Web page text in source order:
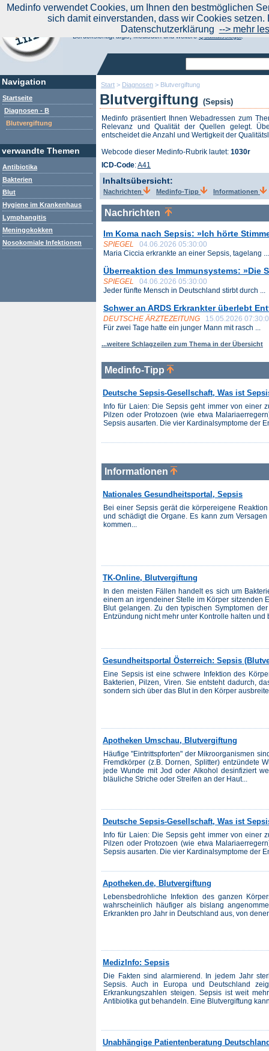
Start > Diagnosen > Blutvergiftung
Blutvergiftung (Sepsis)
Medinfo präsentiert Ihnen Webadressen zum
Relevanz und Qualität der Quellen gelegt.
entscheidet die Anzahl und Wertigkeit der
Webcode dieser Medinfo-Rubrik lautet: 1030r
ICD-Code:A41
Inhaltsübersicht:
Nachrichten Medinfo-Tipp Informationen
Nachrichten
Im Koma nach Sepsis: »Ich hörte
SPIEGEL
04.06.2026 05:30:00
Maria Ciccia erkrankte an einer Sepsis, tagelang ...
Überreaktion des Immunsystems: »Die
SPIEGEL
04.06.2026 05:30:00
Jeder fünfte Mensch in Deutschland stirbt durch ...
Schwer an ARDS Erkrankter überlebt
DEUTSCHE ÄRZTEZEITUNG
15.05.2026
Für zwei Tage hatte ein junger Mann mit rasch ...
...weitere Schlagzeilen zum Thema in der Übersicht
Medinfo-Tipp
Deutsche Sepsis-Gesellschaft, Was ist
Info für Laien: Die Sepsis geht immer von einer
Pilzen oder Protozoen (wie etwa
Sepsis ausarten. Die vier Kardinalsymptome der
Informationen
Nationales Gesundheitsportal, Sepsis
Bei einer Sepsis gerät die körpereigene
und schädigt die Organe. Es kann zum
kommen...
TK-Online, Blutvergiftung
In den meisten Fällen handelt es sich um
einem an irgendeiner Stelle im Körper sitzenden
Blut gelangen. Zu den typischen Symptomen
Entzündung nicht mehr unter Kontrolle halten und
Gesundheitsportal Österreich: Sepsis
Eine Sepsis ist eine schwere Infektion des
Bakterien, Pilzen, Viren. Sie entsteht dadurch,
sondern sich über das Blut in den Körper
Apotheken Umschau, Blutvergiftung
Häufige "Eintrittspforten" der Mikroorganismen
Fremdkörper (z.B. Dornen, Splitter) entzündete
jede Wunde mit Jod oder Alkohol desinfiziert
bläuliche Striche oder Streifen an der Haut...
Deutsche Sepsis-Gesellschaft, Was ist
Info für Laien: Die Sepsis geht immer von einer
Pilzen oder Protozoen (wie etwa
Sepsis ausarten. Die vier Kardinalsymptome der
Apotheken.de, Blutvergiftung
Lebensbedrohliche Infektion des ganzen
wahrscheinlich häufiger als bislang
Erkrankten pro Jahr in Deutschland aus, von
MedizInfo: Sepsis
Die Fakten sind alarmierend. In jedem Jahr
Sepsis. Auch in Europa und Deutschland
Erkrankungszahlen steigen. Sepsis ist weit
Antibiotika gut behandeln. Eine Blutvergiftung
Unabhängige Patientenberatung
Navigation
Startseite
Diagnosen - B
Blutvergiftung
verwandte Themen
Antibiotika
Bakterien
Blut
Hygiene im Krankenhaus
Lymphangitis
Meningokokken
Nosokomiale Infektionen
Aktuelle Nachrichten|
Suchen Sie noch oder Finden Sie schon?
Medinfo.de - Meta-Portal für Gesundheitsthemen
Berücksichtigt afgis, Medisuch und weitereQualitätssiegel.
Medinfo verwendet Cookies, um Ihnen den bestmöglichen
sich damit einverstanden, dass wir Cookies
Datenschutzerklärung --> mehr